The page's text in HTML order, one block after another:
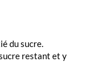
du sucre.
restant et y